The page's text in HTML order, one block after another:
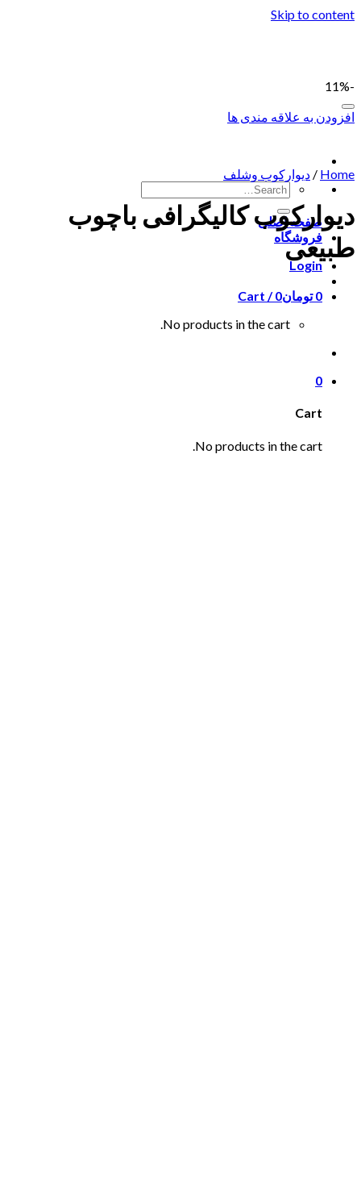
Skip to content
صفحه اصلی
فروشگاه
Login
Cart /
تومان0
0
No products in the cart.
0
Cart
No products in the cart.
-11%
افزودن به علاقه مندی ها
Home
/ دیوارکوب وشلف
دیوارکوب کالیگرافی باچوب
طبیعی